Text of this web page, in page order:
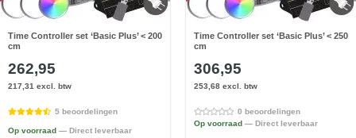
Time Controller set ‘Basic Plus’ < 200
cm
262,95
217,31 excl. btw
5 beoordelingen
Op voorraad — Direct leverbaar
Time Controller set ‘Basic Plus’ < 250
cm
306,95
253,68 excl. btw
0 beoordelingen
Op voorraad — Direct leverbaar